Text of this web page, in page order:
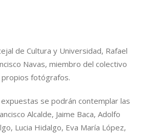
de Cultura y Universidad, Rafael
Navas, miembro del colectivo
propios fotógrafos.
se podrán contemplar las
Alcalde, Jaime Baca, Adolfo
Lucia Hidalgo, Eva María López,